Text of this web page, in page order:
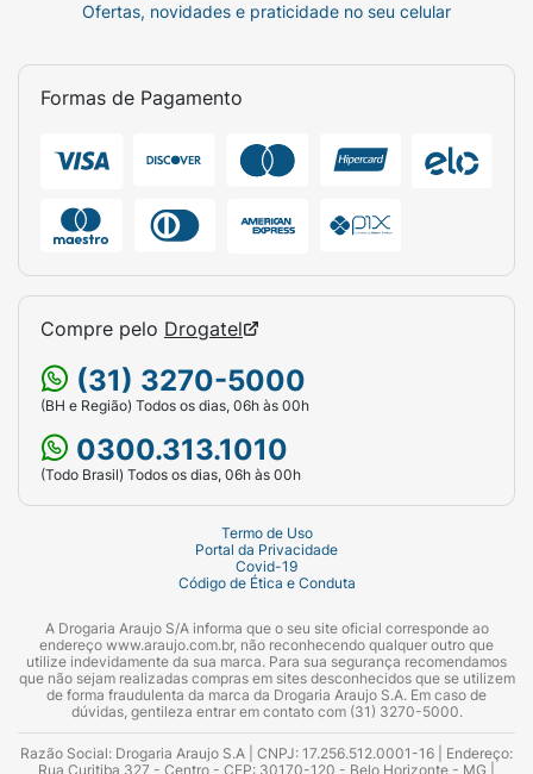
Ofertas, novidades e praticidade no seu celular
Formas de Pagamento
Compre pelo Drogatel
(31) 3270-5000
(BH e Região) Todos os dias, 06h às 00h
0300.313.1010
(Todo Brasil) Todos os dias, 06h às 00h
Termo de Uso
Portal da Privacidade
Covid-19
Código de Ética e Conduta
A Drogaria Araujo S/A informa que o seu site oficial corresponde ao
endereço www.araujo.com.br, não reconhecendo qualquer outro que
utilize indevidamente da sua marca. Para sua segurança recomendamos
que não sejam realizadas compras em sites desconhecidos que se utilizem
de forma fraudulenta da marca da Drogaria Araujo S.A. Em caso de
dúvidas, gentileza entrar em contato com (31) 3270-5000.
Razão Social: Drogaria Araujo S.A | CNPJ: 17.256.512.0001-16 | Endereço:
Rua Curitiba 327 - Centro - CEP: 30170-120 - Belo Horizonte - MG |